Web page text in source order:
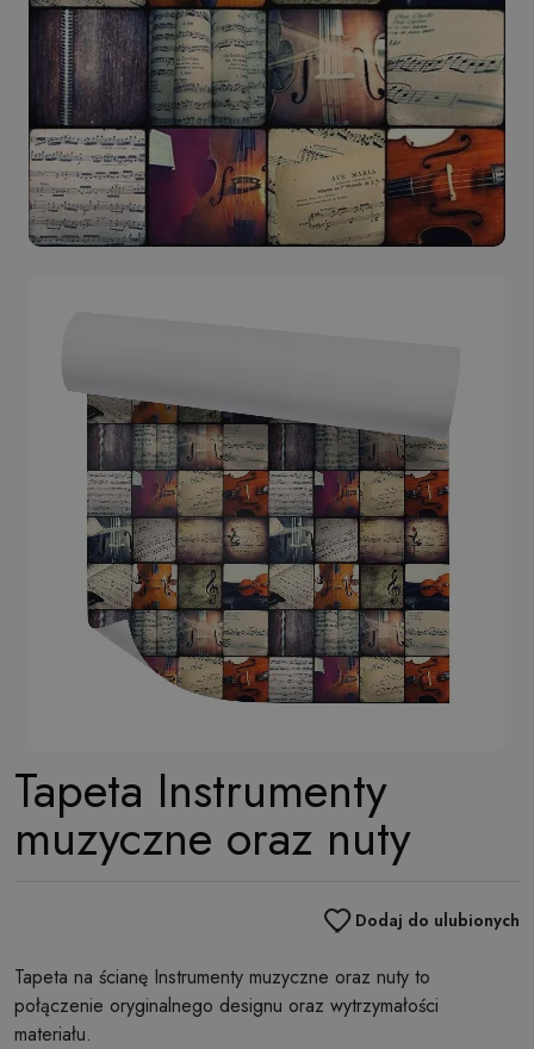
Tapeta Instrumenty
muzyczne oraz nuty
Dodaj do ulubionych
Tapeta na ścianę Instrumenty muzyczne oraz nuty to
połączenie oryginalnego designu oraz wytrzymałości
materiału.